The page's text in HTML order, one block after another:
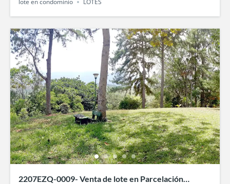
2207EZQ-0009- Venta de lote en Parcelación